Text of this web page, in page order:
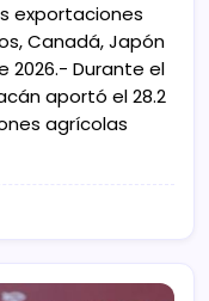
exportaciones
Canadá, Japón
2026.- Durante el
aportó el 28.2
agrícolas